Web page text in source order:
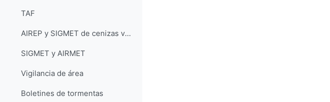
TAF
AIREP y SIGMET de cenizas volcánicas
SIGMET y AIRMET
Vigilancia de área
Boletines de tormentas